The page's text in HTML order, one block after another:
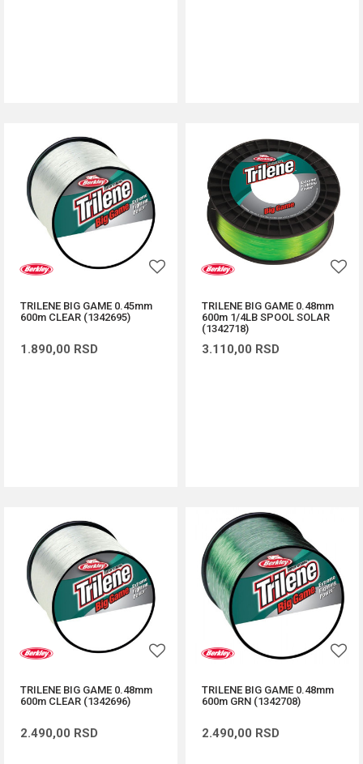
TRILENE BIG GAME 0.45mm
600m CLEAR (1342695)
1.890,00 RSD
TRILENE BIG GAME 0.48mm
600m 1/4LB SPOOL SOLAR
(1342718)
3.110,00 RSD
TRILENE BIG GAME 0.48mm
600m CLEAR (1342696)
2.490,00 RSD
TRILENE BIG GAME 0.48mm
600m GRN (1342708)
2.490,00 RSD